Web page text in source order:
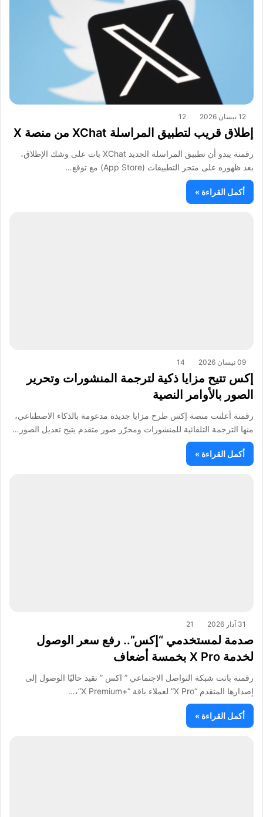
12 نيسان 2026 12
إطلاق قريب لتطبيق المراسلة XChat من منصة X
رقمنة يبدو أن تطبيق المراسلة الجديد XChat بات على وشك الإطلاق،
بعد ظهوره على متجر التطبيقات (App Store) مع توقع…
أكمل القراءة »
09 نيسان 2026 14
إكس تتيح مزايا ذكية لترجمة المنشورات وتحرير
الصور بالأوامر النصية
رقمنة أعلنت منصة إكس طرح مزايا جديدة مدعومة بالذكاء الاصطناعي،
منها الترجمة التلقائية للمنشورات ومحرّر صور متقدم يتيح تعديل الصور…
أكمل القراءة »
31 آذار 2026 21
صدمة لمستخدمي “إكس”.. رفع سعر الوصول
لخدمة X Pro بخمسة أضعاف
رقمنة باتت شبكة التواصل الاجتماعي ” اكس ” تقيد حاليًا الوصول إلى
إصدارها المتقدم “X Pro” لعملاء باقة “+X Premium”،…
أكمل القراءة »